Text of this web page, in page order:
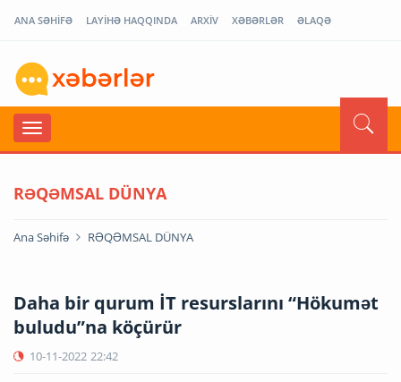
ANA SƏHİFƏ LAYİHƏ HAQQINDA ARXİV XƏBƏRLƏR ƏLAQƏ
RƏQƏMSAL DÜNYA
Ana Səhifə RƏQƏMSAL DÜNYA
Daha bir qurum İT resurslarını “Hökumət
buludu”na köçürür
10-11-2022 22:42